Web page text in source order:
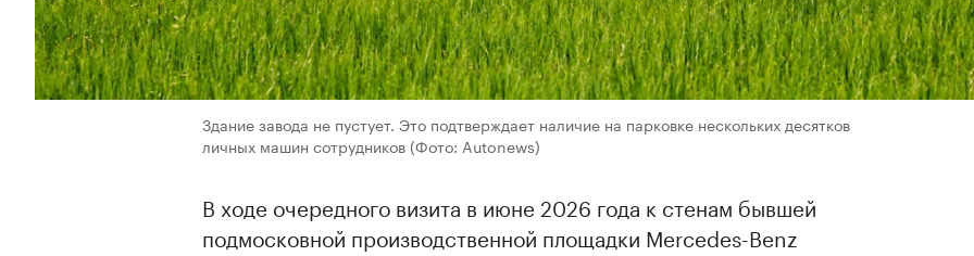
Здание завода не пустует. Это подтверждает наличие на парковке нескольких десятков
личных машин сотрудников(Фото: Autonews)
В ходе очередного визита в июне 2026 года к стенам бывшей
подмосковной производственной площадки Mercedes-Benz